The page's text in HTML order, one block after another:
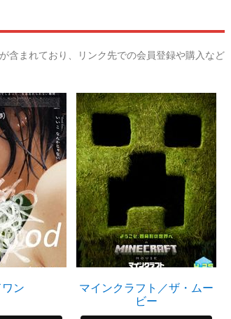
含まれており、リンク先での会員登録や購入など
ン
マインクラフト／ザ・ムー
ビー